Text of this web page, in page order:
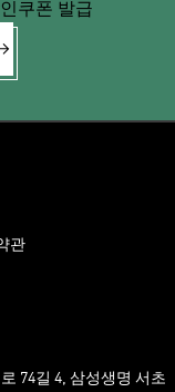
쿠폰 발급
관
74길 4, 삼성생명 서초